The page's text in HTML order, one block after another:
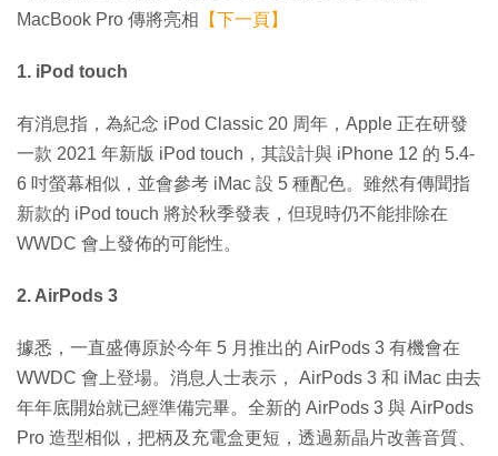
MacBook Pro 傳將亮相 【下一頁】
1. iPod touch
有消息指，為紀念 iPod Classic 20 周年，Apple 正在研發
一款 2021 年新版 iPod touch，其設計與 iPhone 12 的 5.4-
6 吋螢幕相似，並會參考 iMac 設 5 種配色。雖然有傳聞指
新款的 iPod touch 將於秋季發表，但現時仍不能排除在
WWDC 會上發佈的可能性。
2. AirPods 3
據悉，一直盛傳原於今年 5 月推出的 AirPods 3 有機會在
WWDC 會上登場。消息人士表示， AirPods 3 和 iMac 由去
年年底開始就已經準備完畢。全新的 AirPods 3 與 AirPods
Pro 造型相似，把柄及充電盒更短，透過新晶片改善音質、